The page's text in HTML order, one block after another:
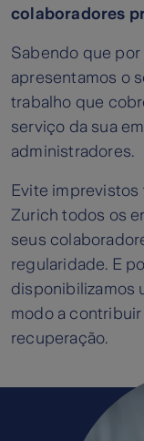
colaboradores
Sabendo que
apresentamos o
trabalho que
serviço da sua
administradores.
Evite imprevistos
Zurich todos os
seus
regularidade. E
disponibilizamos
modo a contribuir
recuperação.